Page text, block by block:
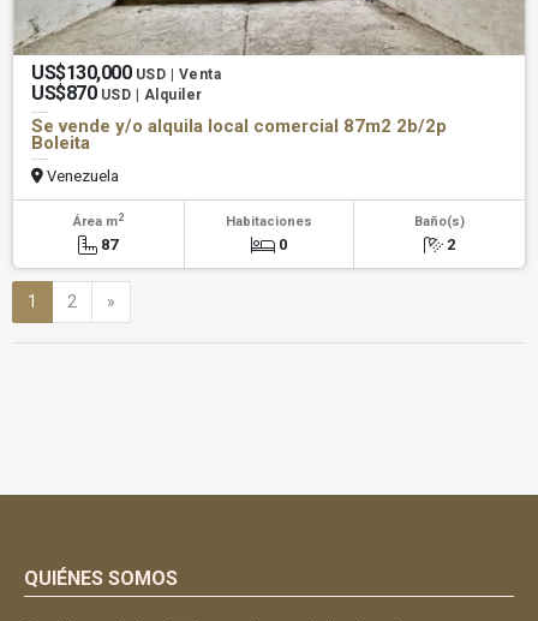
US$130,000 USD | Venta
US$870 USD | Alquiler
Se vende y/o alquila local comercial 87m2 2b/2p
Boleita
Venezuela
Área m2
87
Habitaciones
0
Baño(s)
2
1 2 »
QUIÉNES SOMOS